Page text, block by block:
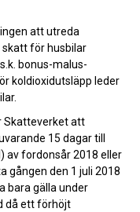
att utreda
för husbilar
bonus-malus-
koldioxidutsläpp leder
Skatteverket att
15 dagar till
av fordonsår 2018 eller
gången den 1 juli 2018
bara gälla under
då ett förhöjt